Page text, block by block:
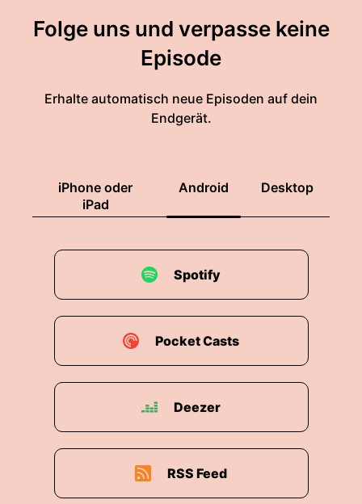
Folge uns und verpasse keine
Episode
Erhalte automatisch neue Episoden auf dein
Endgerät.
iPhone oder
iPad
Android Desktop
Spotify
Pocket Casts
Deezer
RSS Feed